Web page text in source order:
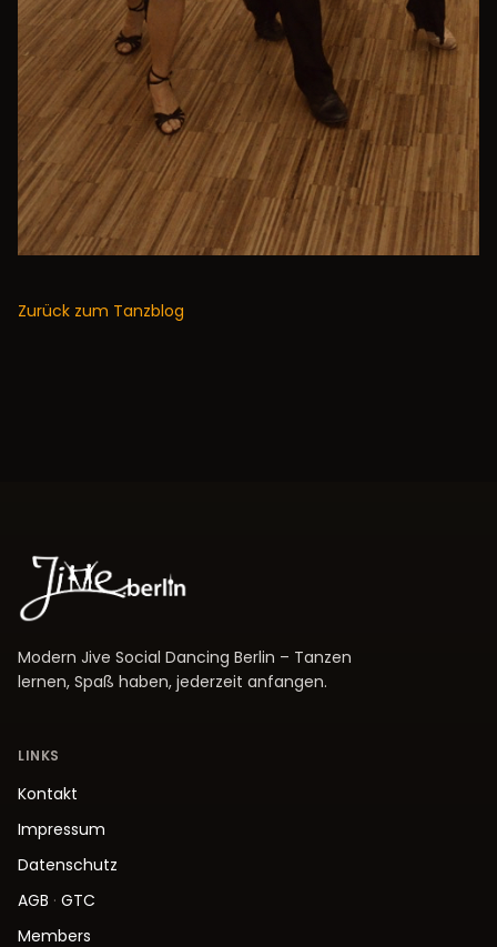
Zurück zum Tanzblog
Modern Jive Social Dancing Berlin – Tanzen
lernen, Spaß haben, jederzeit anfangen.
LINKS
Kontakt
Impressum
Datenschutz
AGB · GTC
Members